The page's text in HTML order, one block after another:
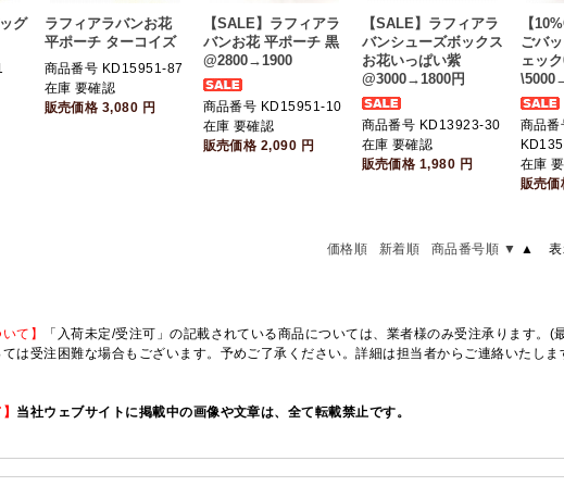
グ
ラフィアラバンお花
平ポーチ ターコイズ
商品番号 KD15951-87
在庫 要確認
販売価格 3,080 円
【SALE】ラフィアラ
バンお花 平ポーチ 黒
@2800→1900
商品番号 KD15951-10
在庫 要確認
販売価格 2,090 円
【SALE】ラフィアラ
バンシューズボックス
お花いっぱい紫
@3000→1800円
商品番号 KD13923-30
在庫 要確認
販売価格 1,980 円
【
ごバ
ェッ
商品番
在庫
販売価
価格順 新着順 商品番号順 ▼ ▲ 表
て】
「入荷未定/受注可」の記載されている商品については、業者様のみ受注承ります。(
は受注困難な場合もございます。予めご了承ください。詳細は担当者からご連絡いたしま
当社ウェブサイトに掲載中の画像や文章は、全て転載禁止です。